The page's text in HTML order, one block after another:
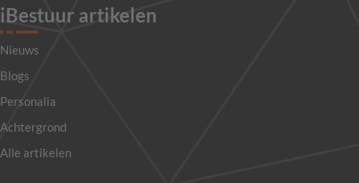
iBestuur artikelen
Nieuws
Blogs
Personalia
Achtergrond
Alle artikelen